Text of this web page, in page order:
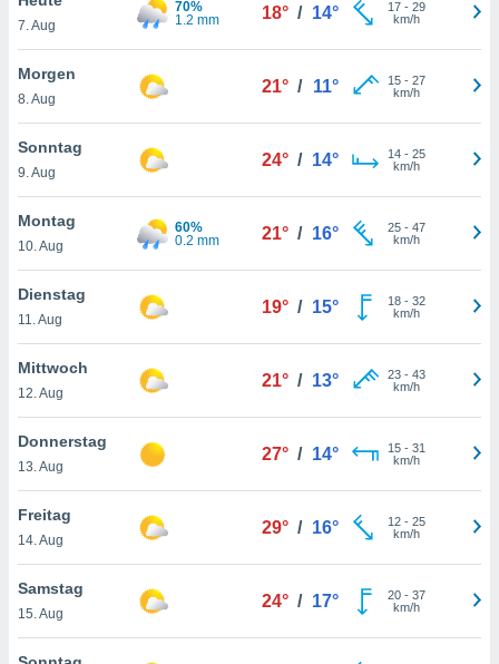
oder
Partner
es uns
das
der
Profil zu
Ihnen
finden
. Sie
jederzeit
Rand
7. Aug
70%
1.2 mm
18° / 14° 17- 29
km/h
Morgen
8. Aug
21° / 11° 15- 27
km/h
Sonntag
9. Aug
24° / 14° 14- 25
km/h
Montag
10. Aug
60%
0.2 mm
21° / 16° 25- 47
km/h
Dienstag
11. Aug
19° / 15° 18- 32
km/h
Mittwoch
12. Aug
21° / 13° 23- 43
km/h
Donnerstag
13. Aug
27° / 14° 15- 31
km/h
Freitag
14. Aug
29° / 16° 12- 25
km/h
Samstag
15. Aug
24° / 17° 20- 37
km/h